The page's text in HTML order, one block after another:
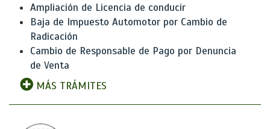
Ampliación de Licencia de conducir
Baja de Impuesto Automotor por Cambio de
Radicación
Cambio de Responsable de Pago por Denuncia
de Venta
MÁS TRÁMITES